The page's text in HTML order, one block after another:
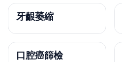
牙齦萎縮
口腔癌篩檢